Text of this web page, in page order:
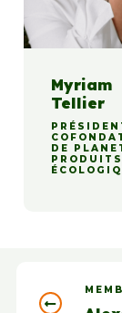
Myriam
Tellier
DE
PRODUITS